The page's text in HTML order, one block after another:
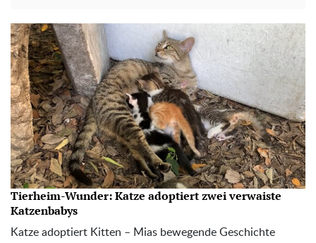
Tierheim-Wunder: Katze adoptiert zwei verwaiste
Katzenbabys
Katze adoptiert Kitten – Mias bewegende Geschichte